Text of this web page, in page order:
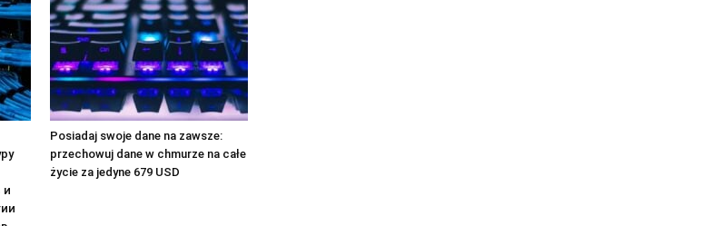
и
Posiadaj swoje dane na zawsze:
przechowuj dane w chmurze na całe
życie za jedyne 679 USD